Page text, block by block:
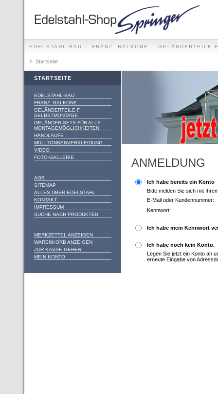
EDELSTAHL-BAU FRANZ. BALKONE GELÄNDERTEILE
GELÄNDER-SETS FÜR ALLE MONTAGEMÖGLICHKEITEN
Startseite
STARTSEITE
EDELSTAHL-BAU
FRANZ. BALKONE
GELÄNDERTEILE F.
SELBSTMONTAGE
GELÄNDER-SETS FÜR ALLE
MONTAGEMÖGLICHKEITEN
HANDLÄUFE
MÜLLTONNENVERKLEIDUNG
VIDEO
FOTO-GALLERIE
AGB
SITEMAP
ALLES ÜBER EDELSTAHL
KONTAKT
IMPRESSUM
SUCHE NACH PRODUKTEN
MERKZETTEL ANZEIGEN
WARENKORB ANZEIGEN
ZUR KASSE GEHEN
MEIN KONTO
ANMELDUNG
Ich habe bereits ein Konto
Bitte melden Sie sich mit
E-Mail oder Kundennummer:
Kennwort:
Ich habe mein Kennwort
Ich habe noch kein Konto.
Legen Sie jetzt ein Konto an
erneute Eingabe von